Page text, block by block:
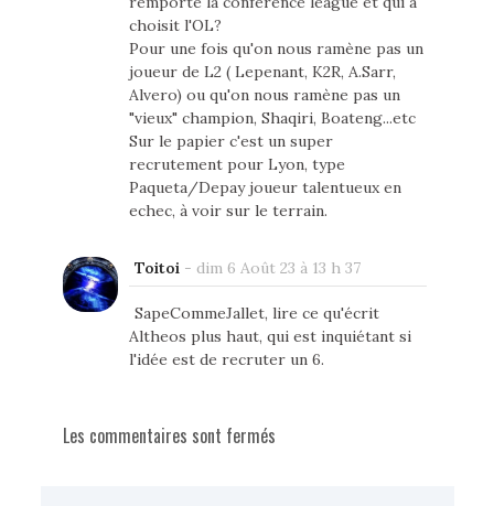
choisit l'OL?
Pour une fois qu'on nous ramène pas un
joueur de L2 ( Lepenant, K2R, A.Sarr,
Alvero) ou qu'on nous ramène pas un
"vieux" champion, Shaqiri, Boateng...etc
Sur le papier c'est un super
recrutement pour Lyon, type
Paqueta/Depay joueur talentueux en
echec, à voir sur le terrain.
Toitoi - dim 6 Août 23 à 13 h 37
SapeCommeJallet, lire ce qu'écrit
Altheos plus haut, qui est inquiétant si
l'idée est de recruter un 6.
Les commentaires sont fermés